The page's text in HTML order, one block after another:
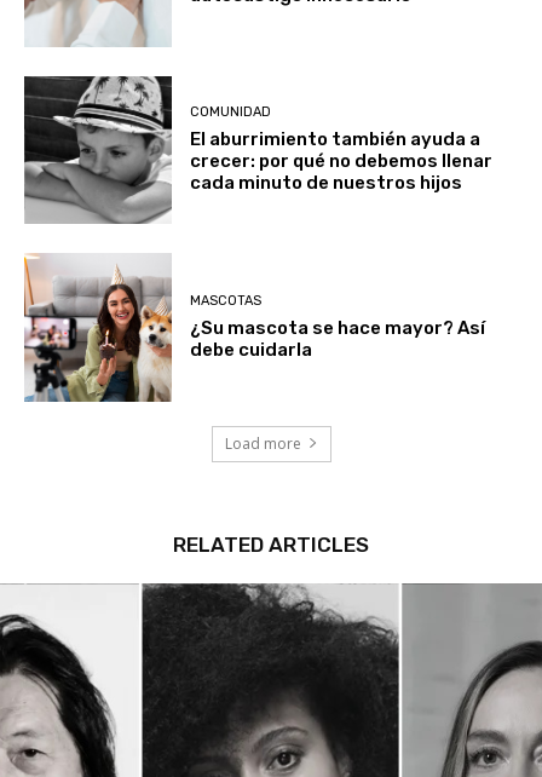
COMUNIDAD
El aburrimiento también ayuda a
crecer: por qué no debemos llenar
cada minuto de nuestros hijos
MASCOTAS
¿Su mascota se hace mayor? Así
debe cuidarla
Load more
RELATED ARTICLES